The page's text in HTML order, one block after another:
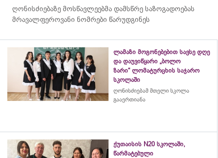
ღონისძიებაზე მოსწავლეებმა დამსწრე საზოგადოებას
მრავალფეროვანი ნომრები წარუდგინეს
ლამაზი მოგონებებით სავსე დღე
და დაუვიწყარი „ბოლო
ზარი“ ლომატურცხის საჯარო
სკოლაში
ღონისძიებამ მთელი სკოლა
გააერთიანა
ქუთაისის N20 სკოლაში,
წარმატებული